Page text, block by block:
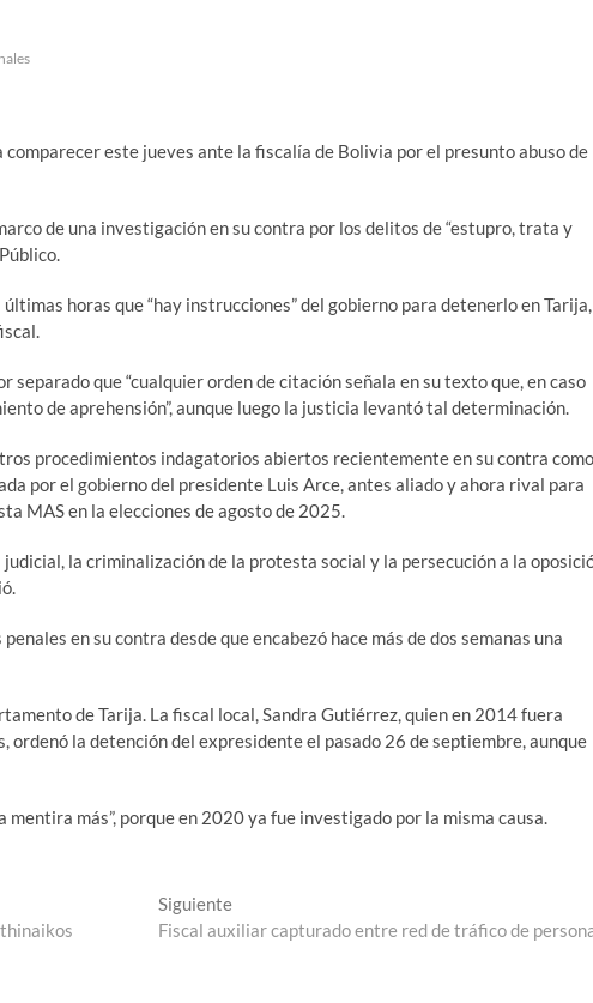
este jueves ante la fiscalía de Bolivia por el presunto abuso de
de una investigación en su contra por los delitos de “estupro, trata y
horas que “hay instrucciones” del gobierno para detenerlo en Tarija,
separado que “cualquier orden de citación señala en su texto que, en caso
de aprehensión”, aunque luego la justicia levantó tal determinación.
procedimientos indagatorios abiertos recientemente en su contra como
por el gobierno del presidente Luis Arce, antes aliado y ahora rival para
MAS en la elecciones de agosto de 2025.
la criminalización de la protesta social y la persecución a la
en su contra desde que encabezó hace más de dos semanas una
de Tarija. La fiscal local, Sandra Gutiérrez, quien en 2014 fuera
la detención del expresidente el pasado 26 de septiembre, aunque
más”, porque en 2020 ya fue investigado por la misma causa.
SiguienteEntrada
siguiente:
Fiscal auxiliar capturado entre red de tráfico de